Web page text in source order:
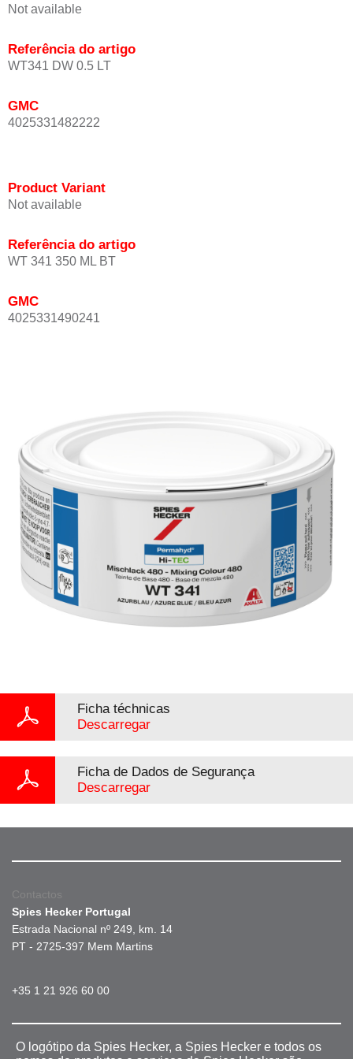
Not available
Referência do artigo
WT341 DW 0.5 LT
GMC
4025331482222
Product Variant
Not available
Referência do artigo
WT 341 350 ML BT
GMC
4025331490241
Ficha téchnicas
Descarregar
Ficha de Dados de Segurança
Descarregar
Contactos
Spies Hecker Portugal
Estrada Nacional nº 249, km. 14
PT - 2725-397 Mem Martins
+35 1 21 926 60 00
O logótipo da Spies Hecker, a Spies Hecker e todos os